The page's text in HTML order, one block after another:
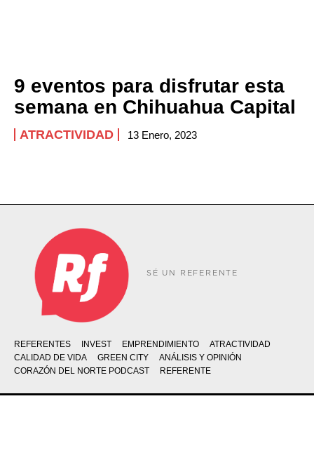
9 eventos para disfrutar esta
semana en Chihuahua Capital
ATRACTIVIDAD 13 Enero, 2023
SÉ UN REFERENTE
REFERENTES INVEST EMPRENDIMIENTO
ATRACTIVIDAD
CALIDAD DE VIDA
GREEN CITY
ANÁLISIS Y OPINIÓN
CORAZÓN DEL NORTE PODCAST
REFERENTE